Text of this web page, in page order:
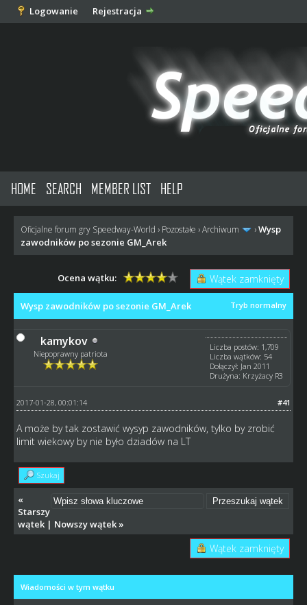
Logowanie Rejestracja
HOME SEARCH MEMBER LIST HELP
Oficjalne forum gry Speedway-World › Pozostałe ›Archiwum ›Wysp
zawodników po sezonie GM_Arek
Wątek zamknięty
Ocena wątku:
Tryb normalny
Wysp zawodników po sezonie GM_Arek
kamykov
Niepoprawny patriota
Liczba postów: 1,709
Liczba wątków: 54
Dołączył: Jan 2011
Drużyna: Krzyżacy R3
#41
2017-01-28, 00:01:14
A może by tak zostawić wysyp zawodników, tylko by zrobić
limit wiekowy by nie było dziadów na LT
Szukaj
«
Starszy
wątek| Nowszy wątek»
Wątek zamknięty
Wiadomości w tym wątku